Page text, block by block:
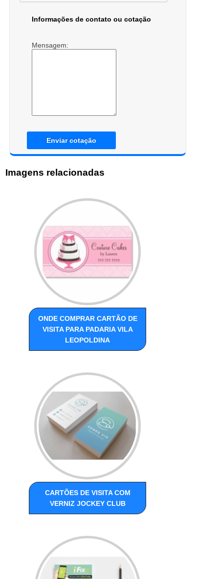
Informações de contato ou cotação
Mensagem:
Enviar cotação
Imagens relacionadas
ONDE COMPRAR CARTÃO DE
VISITA PARA PADARIA VILA
LEOPOLDINA
CARTÕES DE VISITA COM
VERNIZ JOCKEY CLUB